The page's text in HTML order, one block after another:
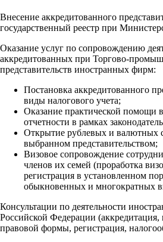
Внесение аккредитованного
государственный реестр при
Оказание услуг по сопровождению
аккредитованных при Торгово-
представительств иностранных фирм:
Постановка аккредитованного
виды налогового учета;
Оказание практической помощи
отчетности в рамках
Открытие рублевых и валютных
выбранном представительством;
Визовое сопровождение
членов их семей (проработка
регистрация в установленном
обыкновенных и многократных
Консультации по деятельности
Российской Федерации
правовой формы, регистрация,